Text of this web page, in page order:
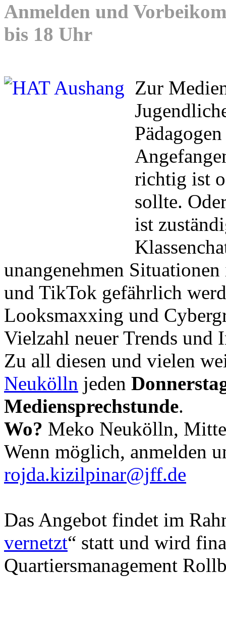
Anmelden und
bis 18 Uhr
Zur
richtig ist
sollte.
ist
unangenehmen
und TikTok gefährlich
Looksmaxxing und
Vielzahl neuer Trends und
Zu all diesen und vielen
Neukölln jeden
Mediensprechstunde.
Wo? Meko Neukölln,
Wenn möglich, anmelden
rojda.kizilpinar@jff.de
Das Angebot findet im
vernetzt“ statt und wird
Quartiersmanagement